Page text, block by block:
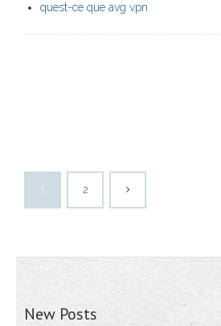
quest-ce que avg vpn
1 2
New Posts